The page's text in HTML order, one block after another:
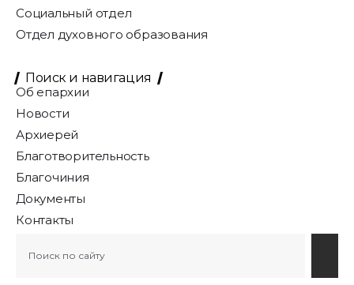
Социальный отдел
Отдел духовного образования
Поиск и навигация
Об епархии
Новости
Архиерей
Благотворительность
Благочиния
Документы
Контакты